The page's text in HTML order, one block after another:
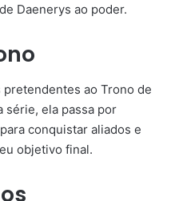
Daenerys ao poder.
pretendentes ao Trono de
série, ela passa por
conquistar aliados e
objetivo final.